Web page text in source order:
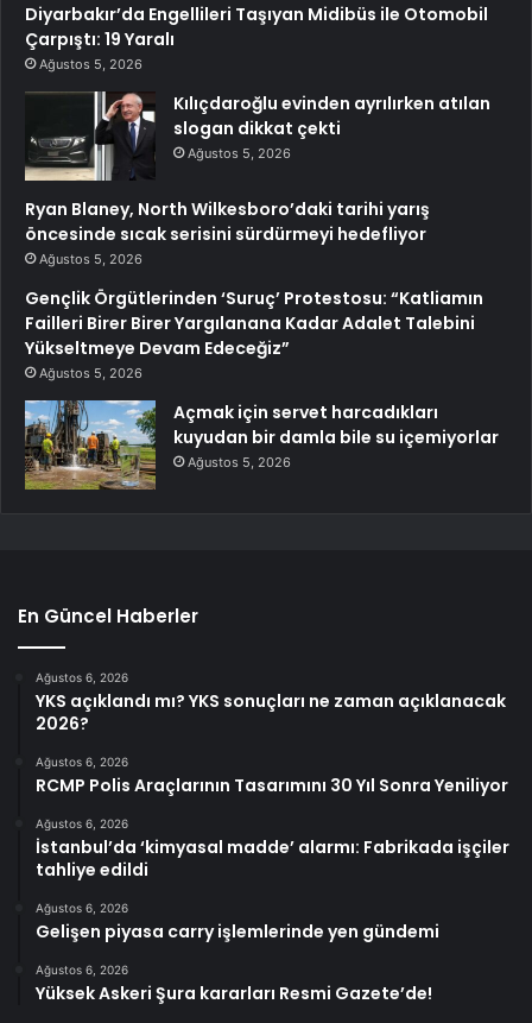
Diyarbakır’da Engellileri Taşıyan Midibüs ile Otomobil
Çarpıştı: 19 Yaralı
Ağustos 5, 2026
Kılıçdaroğlu evinden ayrılırken atılan
slogan dikkat çekti
Ağustos 5, 2026
Ryan Blaney, North Wilkesboro’daki tarihi yarış
öncesinde sıcak serisini sürdürmeyi hedefliyor
Ağustos 5, 2026
Gençlik Örgütlerinden ‘Suruç’ Protestosu: “Katliamın
Failleri Birer Birer Yargılanana Kadar Adalet Talebini
Yükseltmeye Devam Edeceğiz”
Ağustos 5, 2026
Açmak için servet harcadıkları
kuyudan bir damla bile su içemiyorlar
Ağustos 5, 2026
En Güncel Haberler
Ağustos 6, 2026
YKS açıklandı mı? YKS sonuçları ne zaman açıklanacak
2026?
Ağustos 6, 2026
RCMP Polis Araçlarının Tasarımını 30 Yıl Sonra Yeniliyor
Ağustos 6, 2026
İstanbul’da ‘kimyasal madde’ alarmı: Fabrikada işçiler
tahliye edildi
Ağustos 6, 2026
Gelişen piyasa carry işlemlerinde yen gündemi
Ağustos 6, 2026
Yüksek Askeri Şura kararları Resmi Gazete’de!